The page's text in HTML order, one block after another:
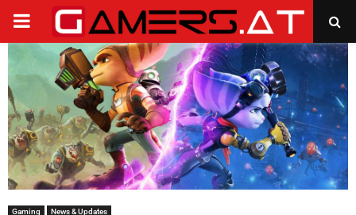
PRIMARY
MENU
Gaming News & Updates